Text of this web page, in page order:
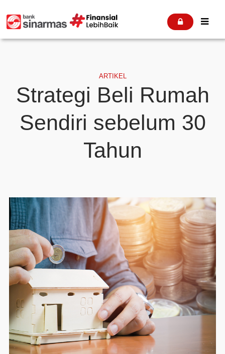
 
ARTIKEL
Strategi Beli Rumah
Sendiri sebelum 30
Tahun